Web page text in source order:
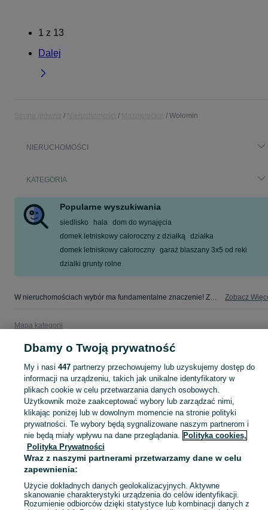
1 z 13
Dalej
Wołomin
NIERUCHOMOŚCI
KATEGORIA
Popularne wyszukiwania
siedlisko hala dom do wynajęcia
domek letniskowy całoroczny z działką działka
domek letniskowy całoroczny garaż blaszany 3x5 od reki
dzialki grunty rolne
W nieruchomościach wybór ma fundamentalne znaczenie! Znajdź wymarzony lokal w kategorii Nieruchomości na OLX - Wołomin i okolice! Zobacz
Mapa kategorii
Mapa ministron
Popularne wyszukiwania
Dbamy o Twoją prywatność
My i nasi 447partnerzy przechowujemy lub uzyskujemy dostęp do
informacji na urządzeniu, takich jak unikalne identyfikatory w
plikach cookie w celu przetwarzania danych osobowych.
Użytkownik może zaakceptować wybory lub zarządzać nimi,
klikając poniżej lub w dowolnym momencie na stronie polityki
prywatności. Te wybory będą sygnalizowane naszym partnerom i
nie będą miały wpływu na dane przeglądania. Polityka cookies,
Polityka Prywatności
Wraz z naszymi partnerami przetwarzamy dane w celu
zapewnienia:
Użycie dokładnych danych geolokalizacyjnych. Aktywne
skanowanie charakterystyki urządzenia do celów identyfikacji.
Rozumienie odbiorców dzięki statystyce lub kombinacji danych z